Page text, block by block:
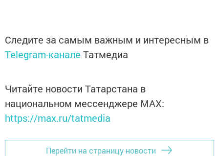
Следите за самым важным и интересным в
Telegram-канале Татмедиа
Читайте новости Татарстана в
национальном мессенджере MАХ:
https://max.ru/tatmedia
Перейти на страницу новости